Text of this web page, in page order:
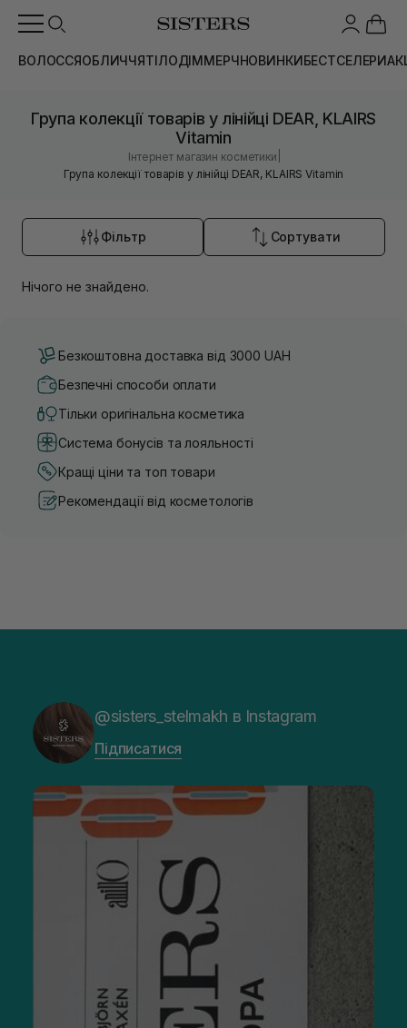
ВОЛОССЯОБЛИЧЧЯТІЛОДІММЕРЧНОВИНКИБЕСТСЕЛЕРИ
Група колекції товарів у лінійці DEAR, KLAIRS
Vitamin
Інтернет магазин косметики
Група колекції товарів у лінійці DEAR, KLAIRS Vitamin
Фільтр Сортувати
Нічого не знайдено.
Безкоштовна доставка від 3000 UAH
Безпечні способи оплати
Тільки оригінальна косметика
Система бонусів та лояльності
Кращі ціни та топ товари
Рекомендації від косметологів
@sisters_stelmakh в Instagram
Підписатися